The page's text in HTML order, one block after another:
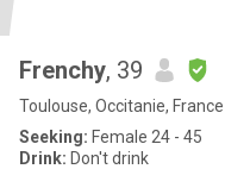
Frenchy, 39
Toulouse, Occitanie, France
Seeking: Female 24 - 45
Drink: Don't drink